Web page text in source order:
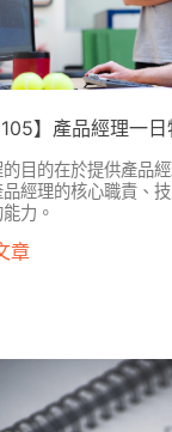
】產品經理一
目的在於提供產品
品經理的核心職責、
力。
章